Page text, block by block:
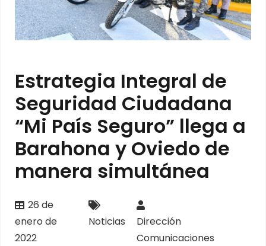
Estrategia Integral de
Seguridad Ciudadana
“Mi País Seguro” llega a
Barahona y Oviedo de
manera simultánea
26 de
enero de
2022
Noticias
Dirección
Comunicaciones